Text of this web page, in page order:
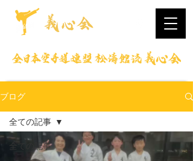
ブログ
全ての記事
全ての記事